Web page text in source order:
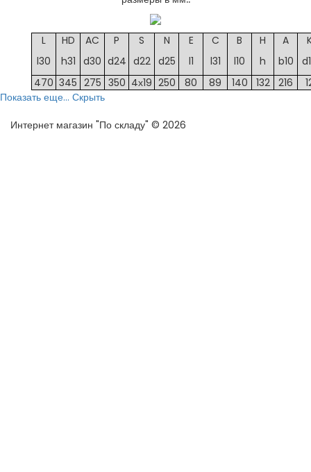
L
l30
HD
h31
AC
d30
P
d24
S
d22
N
d25
E
l1
C
l31
B
l10
H
h
A
b10
470 345 275 350 4х19 250 80 89 140 132 216
Показать еще... Скрыть
Интернет магазин "По складу" © 2026